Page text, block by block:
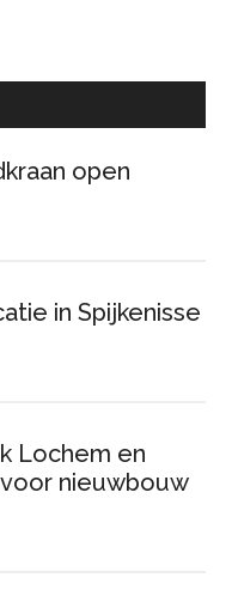
open
in Spijkenisse
Lochem en
nieuwbouw